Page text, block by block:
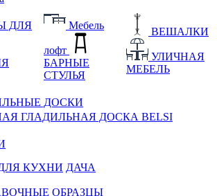
ДЛЯ Мебель
лофт
БАРНЫЕ
СТУЛЬЯ
ВЕШАЛКИ
УЛИЧНАЯ
МЕБЕЛЬ
ДОСКИ
ГЛАДИЛЬНАЯ ДОСКА BELSI
КУХНИ ДАЧА
ОБРАЗЦЫ